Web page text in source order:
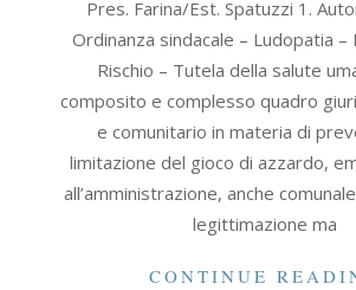
Pres. Farina/Est. Spatuzzi 1.
Ordinanza sindacale – Ludopatia –
Rischio – Tutela della salute
composito e complesso quadro
e comunitario in materia di
limitazione del gioco di azzardo,
all’amministrazione, anche
legittimazione ma
CONTINUE